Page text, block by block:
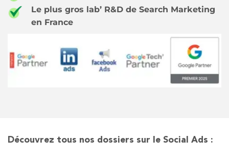
Le plus gros lab’ R&D de Search Marketing
en France
Découvrez tous nos dossiers sur le Social Ads :